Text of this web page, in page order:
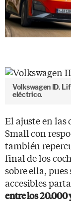
Volkswagen ID.
eléctrico.
El ajuste en las
Small con
también
final de los
sobre ella, pues
accesibles
entre los 20.000